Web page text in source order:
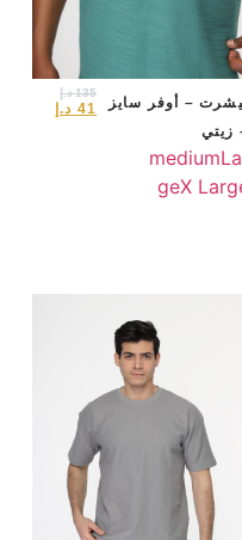
– أوفر سايز
زيتي
135 د.إ
41 د.إ
medium
geX